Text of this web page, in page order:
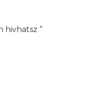
hivhatsz “